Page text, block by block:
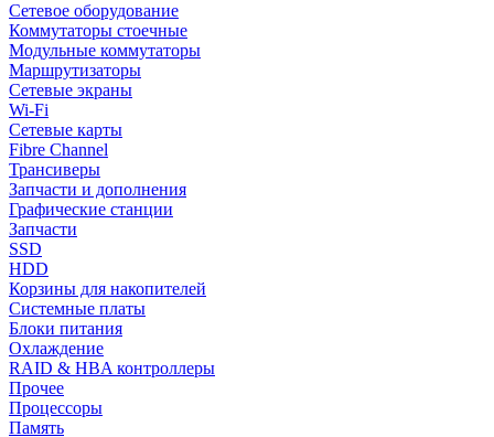
Сетевое оборудование
Коммутаторы стоечные
Модульные коммутаторы
Маршрутизаторы
Сетевые экраны
Wi-Fi
Сетевые карты
Fibre Channel
Трансиверы
Запчасти и дополнения
Графические станции
Запчасти
SSD
HDD
Корзины для накопителей
Системные платы
Блоки питания
Охлаждение
RAID & HBA контроллеры
Прочее
Процессоры
Память